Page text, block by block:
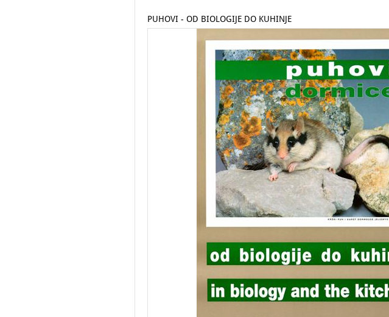
PUHOVI - OD BIOLOGIJE DO KUHINJE